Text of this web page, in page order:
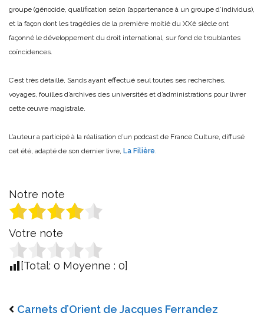
groupe (génocide, qualification selon l’appartenance à un groupe d’individus),
et la façon dont les tragédies de la première moitié du XXè siècle ont
façonné le développement du droit international, sur fond de troublantes
coïncidences.
C’est très détaillé, Sands ayant effectué seul toutes ses recherches,
voyages, fouilles d’archives des universités et d’administrations pour livrer
cette œuvre magistrale.
L’auteur a participé à la réalisation d’un podcast de France Culture, diffusé
cet été, adapté de son dernier livre, La Filière.
Notre note
Votre note
[Total: 0 Moyenne : 0]
Carnets d’Orient de Jacques Ferrandez